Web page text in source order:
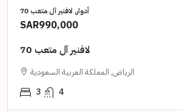
أدوار, لافنير آل متعب 70
SAR990,000
لافنير آل متعب 70
الرياض, المملكة العربية السعودية
3 4